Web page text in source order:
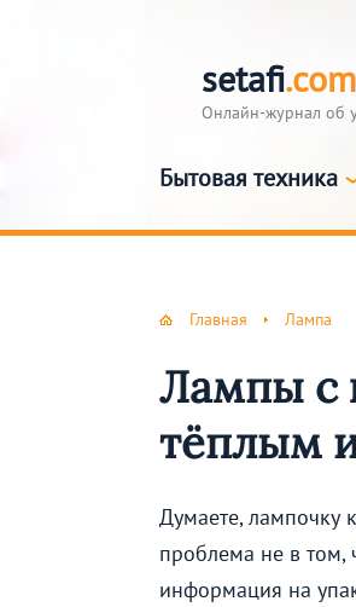
setafi.com
Онлайн-журнал об
Бытовая техника
Главная Лампа
Лампы с
тёплым
Думаете, лампочку
проблема не в том,
информация на